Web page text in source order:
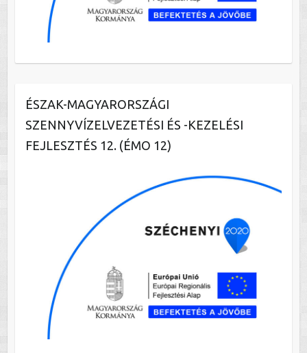
ÉSZAK-MAGYARORSZÁGI
SZENNYVÍZELVEZETÉSI ÉS -KEZELÉSI
FEJLESZTÉS 12. (ÉMO 12)